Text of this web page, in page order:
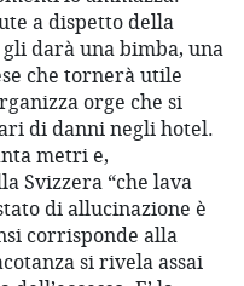
a dispetto della
darà una bimba, una
che tornerà utile
orge che si
di danni negli hotel.
metri e,
Svizzera “che lava
di allucinazione è
corrisponde alla
si rivela assai